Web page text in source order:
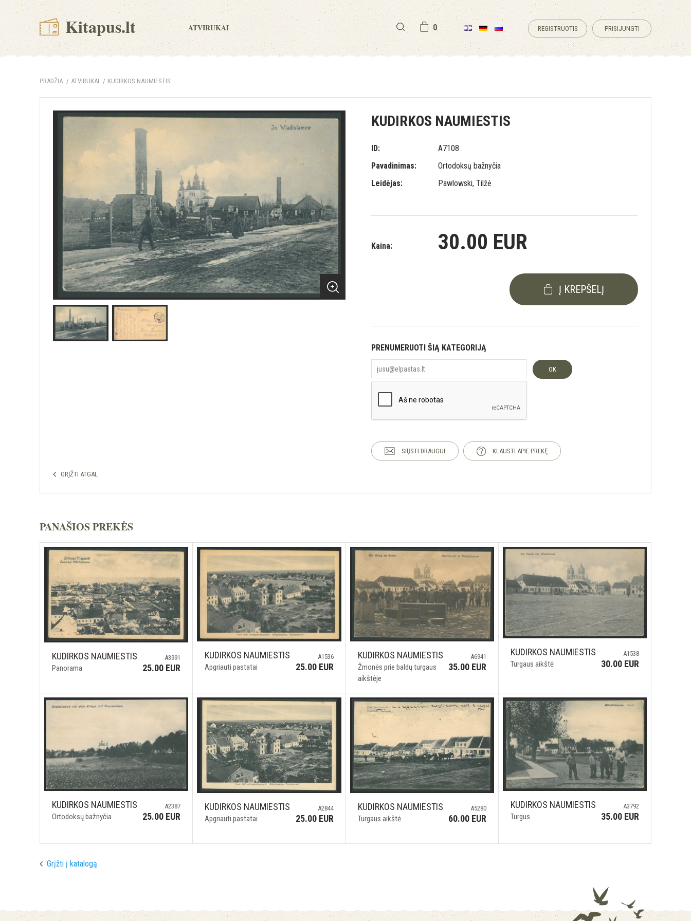
Kitapus.lt ATVIRUKAI 0 REGISTRUOTIS PRISIJUNGTI
PRADŽIA ATVIRUKAI KUDIRKOS NAUMIESTIS
KUDIRKOS NAUMIESTIS
ID:
A7108
Pavadinimas:
Ortodoksų bažnyčia
Leidėjas:
Pawlowski, Tilžė
Kaina: 30.00 EUR
Į KREPŠELĮ
PRENUMERUOTI ŠIĄ KATEGORIJĄ
OK
SIŲSTI DRAUGUI KLAUSTI APIE PREKĘ
GRĮŽTI ATGAL
PANAŠIOS PREKĖS
KUDIRKOS NAUMIESTIS
Panorama
A3991
25.00 EUR
KUDIRKOS NAUMIESTIS
Apgriauti pastatai
A1536
25.00 EUR
KUDIRKOS NAUMIESTIS
Žmonės prie baldų turgaus
aikštėje
A6941
35.00 EUR
KUDIRKOS NAUMIESTIS
Turgaus aikštė
A1538
30.00 EUR
KUDIRKOS NAUMIESTIS
Ortodoksų bažnyčia
A2387
25.00 EUR
KUDIRKOS NAUMIESTIS
Apgriauti pastatai
A2844
25.00 EUR
KUDIRKOS NAUMIESTIS
Turgaus aikštė
A5280
60.00 EUR
KUDIRKOS NAUMIESTIS
Turgus
A3792
35.00 EUR
Grįžti į katalogą